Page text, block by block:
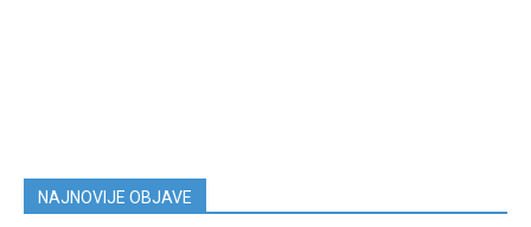
NAJNOVIJE OBJAVE